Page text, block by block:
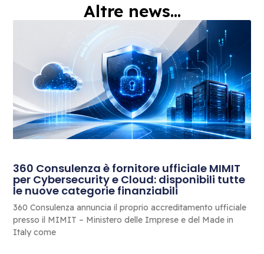
Altre news...
360 Consulenza è fornitore ufficiale MIMIT
per Cybersecurity e Cloud: disponibili tutte
le nuove categorie finanziabili
360 Consulenza annuncia il proprio accreditamento ufficiale
presso il MIMIT – Ministero delle Imprese e del Made in
Italy come